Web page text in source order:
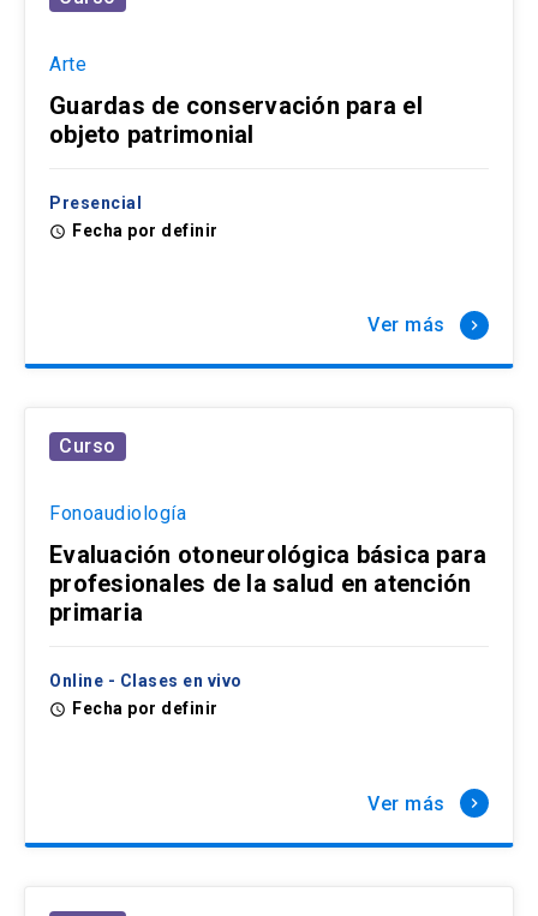
Arte
Guardas de conservación para el
objeto patrimonial
Presencial
access_time Fecha por definir
Ver más keyboard_arrow_right
Curso
Fonoaudiología
Evaluación otoneurológica básica para
profesionales de la salud en atención
primaria
Online - Clases en vivo
access_time Fecha por definir
Ver más keyboard_arrow_right